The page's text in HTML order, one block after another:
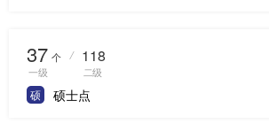
37 个
一级
/ 118
二级
硕 硕士点